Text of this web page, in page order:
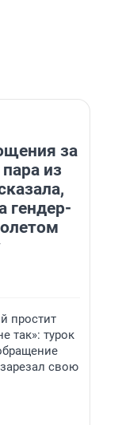
за
из
гендер-
простит
так»: турок
свою